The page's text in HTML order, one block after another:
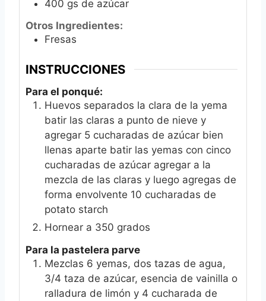
400 gs de azúcar
Otros Ingredientes:
Fresas
INSTRUCCIONES
Para el ponqué:
Huevos separados la clara de la yema
batir las claras a punto de nieve y
agregar 5 cucharadas de azúcar bien
llenas aparte batir las yemas con cinco
cucharadas de azúcar agregar a la
mezcla de las claras y luego agregas de
forma envolvente 10 cucharadas de
potato starch
Hornear a 350 grados
Para la pastelera parve
Mezclas 6 yemas, dos tazas de agua,
3/4 taza de azúcar, esencia de vainilla o
ralladura de limón y 4 cucharada de